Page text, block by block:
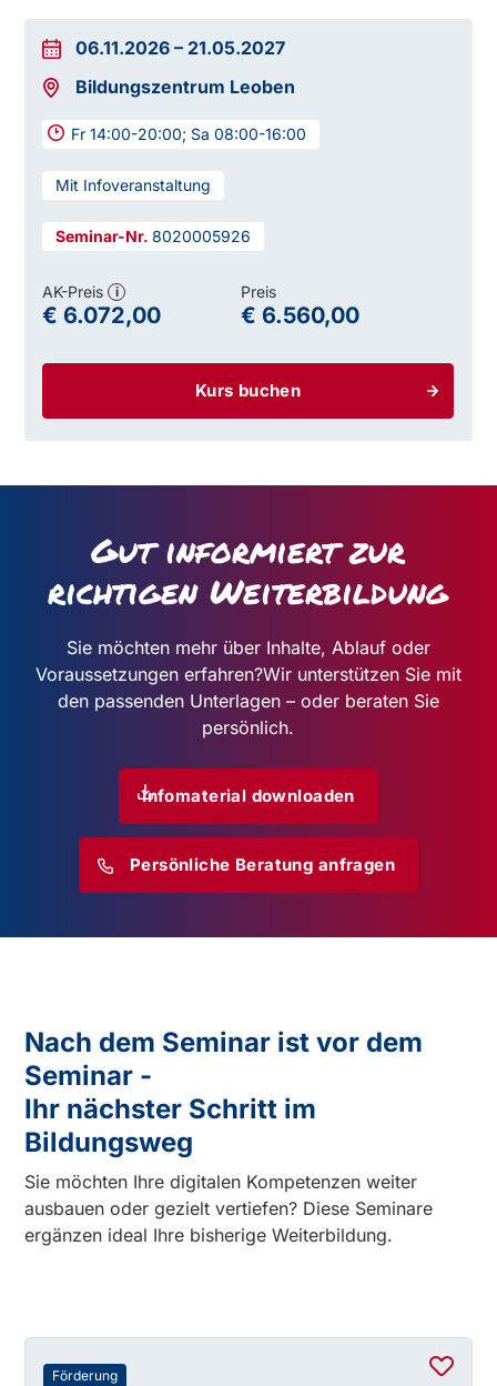
06.11.2026 – 21.05.2027
Bildungszentrum Leoben
Fr 14:00-20:00; Sa 08:00-16:00
Mit Infoveranstaltung
8020005926
Kurs buchen
AK-Preis i
€ 6.072,00
Preis
€ 6.560,00
Gut informiert zur
richtigen Weiterbildung
Sie möchten mehr über Inhalte, Ablauf oder
Voraussetzungen erfahren?Wir unterstützen Sie mit
den passenden Unterlagen – oder beraten Sie
persönlich.
Infomaterial downloaden
Persönliche Beratung anfragen
Nach dem Seminar ist vor dem
Seminar -
Ihr nächster Schritt im
Bildungsweg
Sie möchten Ihre digitalen Kompetenzen weiter
ausbauen oder gezielt vertiefen? Diese Seminare
ergänzen ideal Ihre bisherige Weiterbildung.
Förderung